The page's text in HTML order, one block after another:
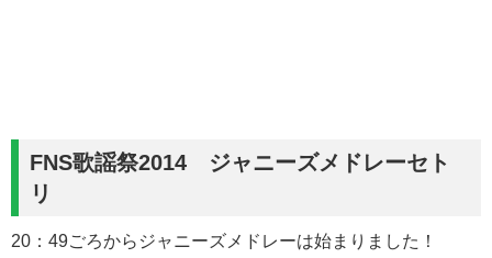
FNS歌謡祭2014 ジャニーズメドレーセト
リ
20：49ごろからジャニーズメドレーは始まりました！